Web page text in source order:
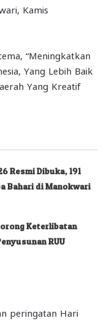
Kamis
“Meningkatkan
Yang Lebih Baik
Yang Kreatif
Resmi Dibuka, 191
Bahari di Manokwari
Keterlibatan
RUU
peringatan Hari